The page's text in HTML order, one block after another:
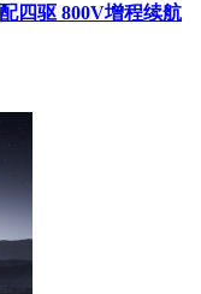
四驱 800V增程续航